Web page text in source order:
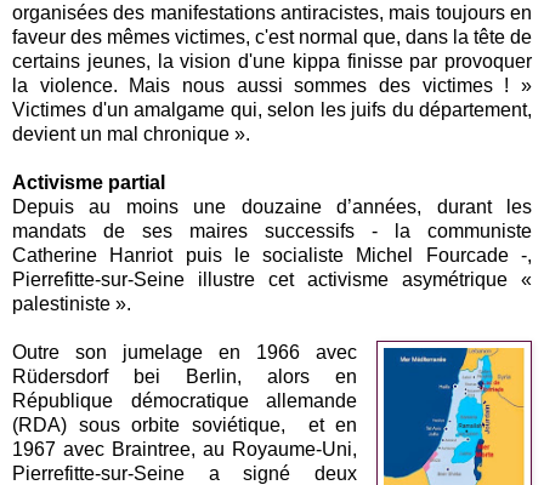
organisées des manifestations antiracistes, mais toujours en
faveur des mêmes victimes, c'est normal que, dans la tête de
certains jeunes, la vision d'une kippa finisse par provoquer
la violence. Mais nous aussi sommes des victimes ! »
Victimes d'un amalgame qui, selon les juifs du département,
devient un mal chronique ».
Activisme partial
Depuis au moins une douzaine d’années, durant les
mandats de ses maires successifs - la communiste
Catherine Hanriot puis le socialiste Michel Fourcade -,
Pierrefitte-sur-Seine illustre cet activisme asymétrique «
palestiniste ».
Outre son jumelage en 1966 avec
Rüdersdorf bei Berlin, alors en
République démocratique allemande
(RDA) sous orbite soviétique, et en
1967 avec Braintree, au Royaume-Uni,
Pierrefitte-sur-Seine a signé deux